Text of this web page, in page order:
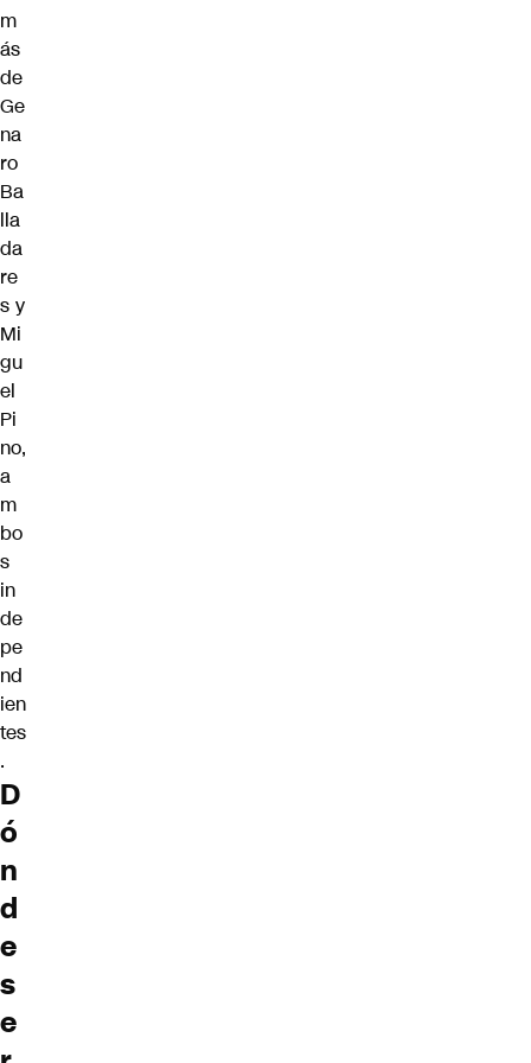
m
ás
de
Ge
na
ro
Ba
lla
da
re
s y
Mi
gu
el
Pi
no,
a
m
bo
s
in
de
pe
nd
ien
tes
.
D
ó
n
d
e
s
e